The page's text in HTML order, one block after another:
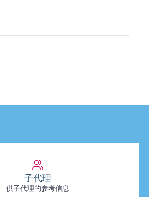
子代理
供子代理的参考信息